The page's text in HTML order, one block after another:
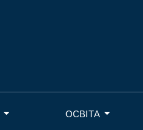
ОСВІТА